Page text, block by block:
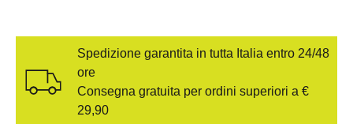
Spedizione garantita in tutta Italia entro 24/48
ore
Consegna gratuita per ordini superiori a €
29,90